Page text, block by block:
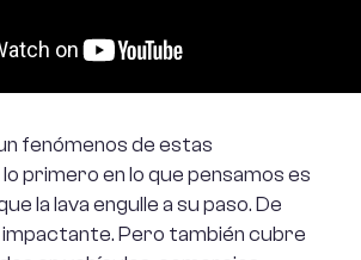
fenómenos de estas
primero en lo que pensamos es
la lava engulle a su paso. De
impactante. Pero también cubre